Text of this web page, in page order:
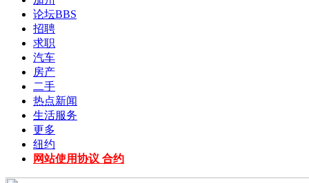
论坛BBS
招聘
求职
汽车
房产
二手
热点新闻
生活服务
更多
纽约
网站使用协议 合约